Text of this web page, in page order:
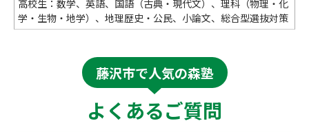
高校生：数学、英語、国語（古典・現代文）、理科（物理・化
学・生物・地学）、地理歴史・公民、小論文、総合型選抜対策
藤沢市で人気の森塾
よくあるご質問